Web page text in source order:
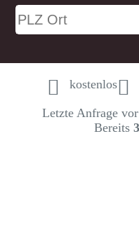
Letzte Anfrage vor
Bereits 3
kostenlos